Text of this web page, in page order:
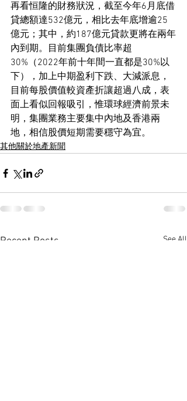
再看恒隆的財務狀況，截至今年6月底借
貸總額達532億元，相比去年底增逾25
億元；其中，約187億元貸款更將在兩年
內到期。目前集團負債比率超
30%（2022年前十年間一直都是30%以
下），加上中期盈利下跌、大減派息，
目前每股價值較資產折讓超過八成，表
面上看似回報吸引，惟環球經濟前景未
明，集團業務主要集中內地及香港兩
地，相信股價短期需要穩守為宜。
其他關於地產新聞
Recent Posts See All